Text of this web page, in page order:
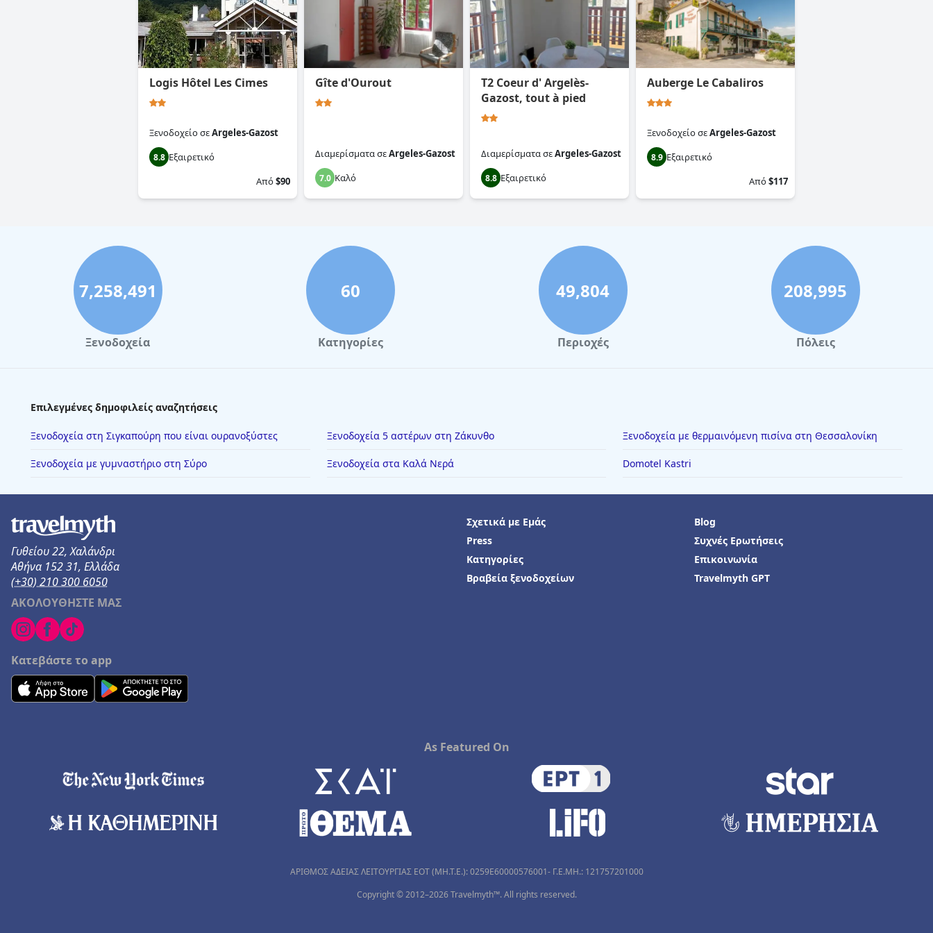
Logis Hôtel Les Cimes
ΞενοδοχείοσεArgeles-Gazost
8.8 Εξαιρετικό
Από$90
Gîte d'Ourout
ΔιαμερίσματασεArgeles-Gazost
7.0 Καλό
T2 Coeur d' Argelès-
Gazost, tout à pied
ΔιαμερίσματασεArgeles-Gazost
8.8 Εξαιρετικό
Auberge Le Cabaliros
ΞενοδοχείοσεArgeles-Gazost
8.9 Εξαιρετικό
Από$117
7,258,491
Ξενοδοχεία
60
Κατηγορίες
49,804
Περιοχές
208,995
Πόλεις
Επιλεγμένες δημοφιλείς αναζητήσεις
Ξενοδοχεία στη Σιγκαπούρη που είναι ουρανοξύστες Ξενοδοχεία 5 αστέρων στη Ζάκυνθο Ξενοδοχεία με θερμαινόμενη πισίνα στη Θεσσαλονίκη
Ξενοδοχεία με γυμναστήριο στη Σύρο Ξενοδοχεία στα Καλά Νερά Domotel Kastri
Γυθείου 22, Χαλάνδρι
Αθήνα 152 31, Ελλάδα
(+30) 210 300 6050
ΑΚΟΛΟΥΘΗΣΤΕ ΜΑΣ
Κατεβάστε το app
Σχετικά με Εμάς
Press
Κατηγορίες
Βραβεία ξενοδοχείων
Blog
Συχνές Ερωτήσεις
Επικοινωνία
Travelmyth GPT
As Featured On
ΑΡΙΘΜΟΣ ΑΔΕΙΑΣ ΛΕΙΤΟΥΡΓΙΑΣ ΕΟΤ (MH.T.E.): 0259Ε60000576001- Γ.Ε.ΜΗ.: 121757201000
Copyright © 2012–2026 Travelmyth™. All rights reserved.